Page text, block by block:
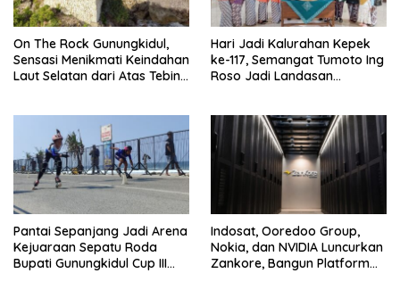
On The Rock Gunungkidul,
Sensasi Menikmati Keindahan
Laut Selatan dari Atas Tebing
Hari Jadi Kalurahan Kepek
ke-117, Semangat Tumoto Ing
Roso Jadi Landasan
Pantai Sepanjang Jadi Arena
Kejuaraan Sepatu Roda
Bupati Gunungkidul Cup III
Indosat, Ooredoo Group,
Nokia, dan NVIDIA Luncurkan
Zankore, Bangun Platform